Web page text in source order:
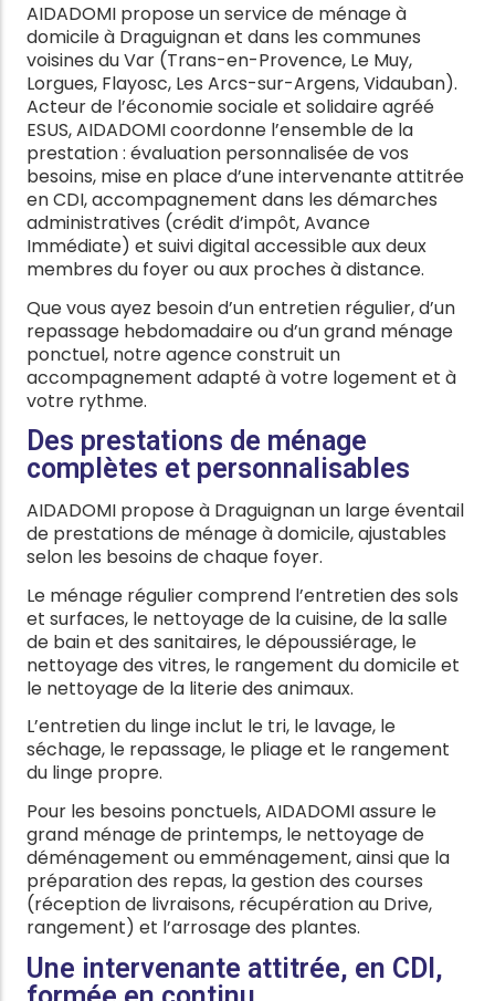
AIDADOMI propose un service de ménage à
domicile à Draguignan et dans les communes
voisines du Var (Trans-en-Provence, Le Muy,
Lorgues, Flayosc, Les Arcs-sur-Argens, Vidauban).
Acteur de l’économie sociale et solidaire agréé
ESUS, AIDADOMI coordonne l’ensemble de la
prestation : évaluation personnalisée de vos
besoins, mise en place d’une intervenante attitrée
en CDI, accompagnement dans les démarches
administratives (crédit d’impôt, Avance
Immédiate) et suivi digital accessible aux deux
membres du foyer ou aux proches à distance.
Que vous ayez besoin d’un entretien régulier, d’un
repassage hebdomadaire ou d’un grand ménage
ponctuel, notre agence construit un
accompagnement adapté à votre logement et à
votre rythme.
Des prestations de ménage
complètes et personnalisables
AIDADOMI propose à Draguignan un large éventail
de prestations de ménage à domicile, ajustables
selon les besoins de chaque foyer.
Le ménage régulier comprend l’entretien des sols
et surfaces, le nettoyage de la cuisine, de la salle
de bain et des sanitaires, le dépoussiérage, le
nettoyage des vitres, le rangement du domicile et
le nettoyage de la literie des animaux.
L’entretien du linge inclut le tri, le lavage, le
séchage, le repassage, le pliage et le rangement
du linge propre.
Pour les besoins ponctuels, AIDADOMI assure le
grand ménage de printemps, le nettoyage de
déménagement ou emménagement, ainsi que la
préparation des repas, la gestion des courses
(réception de livraisons, récupération au Drive,
rangement) et l’arrosage des plantes.
Une intervenante attitrée, en CDI,